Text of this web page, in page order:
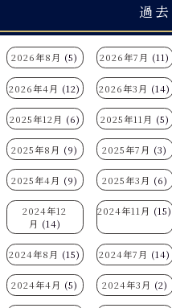
過
2026年8月 (5) 2026年7月 (11)
2026年4月 (12) 2026年3月 (14)
2025年12月 (6) 2025年11月 (5)
2025年8月 (9) 2025年7月 (3)
2025年4月 (9) 2025年3月 (6)
2024年12
月 (14)
2024年11月 (15)
2024年8月 (15) 2024年7月 (14)
2024年4月 (5) 2024年3月 (2)